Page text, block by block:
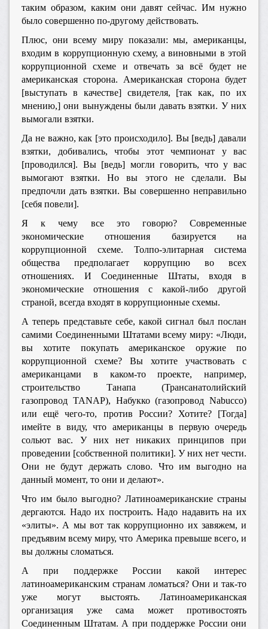
таким образом, каким они давят сейчас. Им нужно
было совершенно по-другому действовать.
Плюс, они всему миру показали: мы, американцы,
входим в коррупционную схему, а виновными в этой
коррупционной схеме и отвечать за всё будет не
американская сторона. Американская сторона будет
[выступать в качестве] свидетеля, [так как, по их
мнению,] они вынуждены были давать взятки. У них
вымогали взятки.
Да не важно, как [это происходило]. Вы [ведь] давали
взятки, добивались, чтобы этот чемпионат у вас
[проводился]. Вы [ведь] могли говорить, что у вас
вымогают взятки. Но вы этого не сделали. Вы
предпочли дать взятки. Вы совершенно неправильно
[себя повели].
Я к чему все это говорю? Современные
экономические отношения базируется на
коррупционной схеме. Толпо-элитарная система
общества предполагает коррупцию во всех
отношениях. И Соединенные Штаты, входя в
экономические отношения с какой-либо другой
страной, всегда входят в коррупционные схемы.
А теперь представьте себе, какой сигнал был послан
самими Соединенными Штатами всему миру: «Люди,
вы хотите покупать американское оружие по
коррупционной схеме? Вы хотите участвовать с
американцами в каком-то проекте, например,
строительство Танапа (Трансанатолийский
газопровод TANAP), Набукко (газопровод Nabucco)
или ещё чего-то, против России? Хотите? [Тогда]
имейте в виду, что американцы в первую очередь
сольют вас. У них нет никаких принципов при
проведении [собственной политики]. У них нет чести.
Они не будут держать слово. Что им выгодно на
данный момент, то они и делают».
Что им было выгодно? Латиноамериканские страны
дергаются. Надо их построить. Надо надавить на их
«элиты». А мы вот так коррупционно их завяжем, и
предъявим всему миру, что Америка превыше всего, и
вы должны сломаться.
А при поддержке России какой интерес
латиноамериканским странам ломаться? Они и так-то
уже могут выстоять. Латиноамериканская
организация уже сама может противостоять
Соединенным Штатам. А при поддержке России они